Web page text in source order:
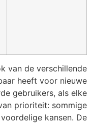
van de verschillende
heeft voor nieuwe
gebruikers, als elke
prioriteit: sommige
kansen. De